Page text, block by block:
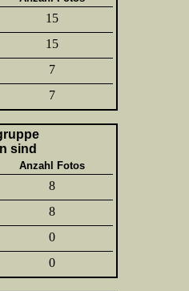
15
15
7
7
sind
Anzahl Fotos
8
8
0
0